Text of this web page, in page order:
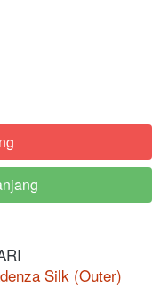
Silk (Outer)